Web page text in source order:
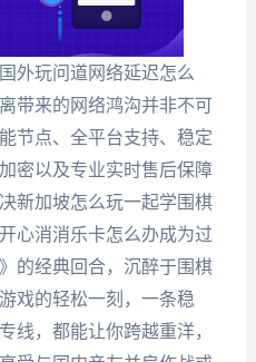
外玩问道网络延迟怎么
带来的网络鸿沟并非不可
节点、全平台支持、稳定
密以及专业实时售后保障
新加坡怎么玩一起学围棋
心消消乐卡怎么办成为过
的经典回合，沉醉于围棋
戏的轻松一刻，一条稳
线，都能让你跨越重洋，